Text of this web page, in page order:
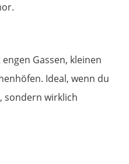
Gassen, kleinen
Ideal, wenn du
sondern wirklich